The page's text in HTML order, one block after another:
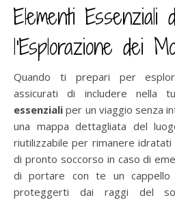
Elementi
l’Esplorazione dei
Quando ti prepari per
assicurati di includere nella
essenziali per un viaggio senza
una mappa dettagliata del
riutilizzabile per rimanere
di pronto soccorso in caso di
di portare con te un
proteggerti dai raggi del